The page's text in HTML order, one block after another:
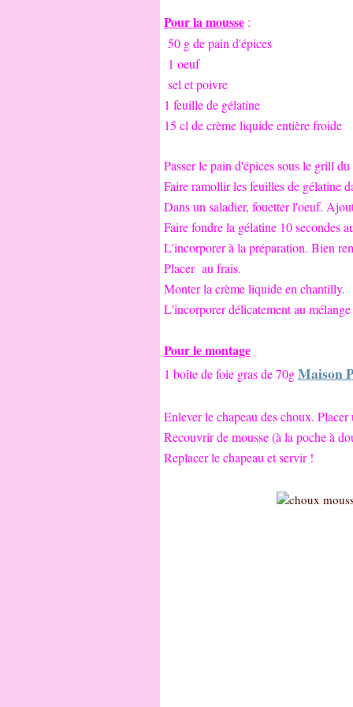
Pour la mousse :
50 g de pain d'épices
1 oeuf
sel et poivre
1 feuille de gélatine
15 cl de crème liquide entière froide
Passer le pain d'épices sous le grill
Faire ramollir les feuilles de gélatine
Dans un saladier, fouetter l'oeuf.
Faire fondre la gélatine 10 secondes
L'incorporer à la préparation. Bien
Placer au frais.
Monter la crème liquide en chantilly.
L'incorporer délicatement au
Pour le montage
1 boîte de foie grasde 70gMaison
Enlever le chapeau des choux.
Recouvrir de mousse (à la poche à
Replacer le chapeau et servir !